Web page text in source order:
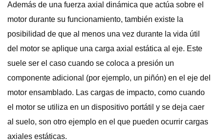
Además de una fuerza axial dinámica que actúa sobre el
motor durante su funcionamiento, también existe la
posibilidad de que al menos una vez durante la vida útil
del motor se aplique una carga axial estática al eje. Este
suele ser el caso cuando se coloca a presión un
componente adicional (por ejemplo, un piñón) en el eje del
motor ensamblado. Las cargas de impacto, como cuando
el motor se utiliza en un dispositivo portátil y se deja caer
al suelo, son otro ejemplo en el que pueden ocurrir cargas
axiales estáticas.